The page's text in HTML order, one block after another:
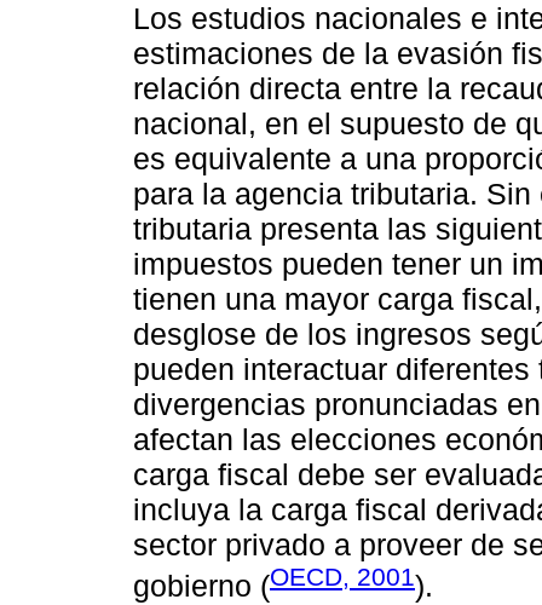
Los estudios nacionales e
estimaciones de la evasión
relación directa entre la
nacional, en el supuesto de
es equivalente a una
para la agencia tributaria.
tributaria presenta las
impuestos pueden tener un
tienen una mayor carga
desglose de los ingresos
pueden interactuar
divergencias pronunciadas
afectan las elecciones
carga fiscal debe ser
incluya la carga fiscal
sector privado a proveer de
gobierno (OECD, 2001).